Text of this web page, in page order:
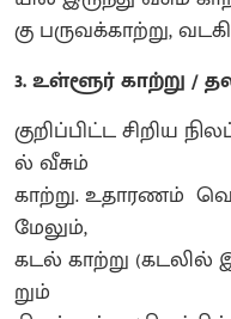
கு பருவக்காற்று,
3. உள்ளூர் காற்று /
குறிப்பிட்ட சிறிய
ல் வீசும்
காற்று. உதாரணம்
மேலும்,
கடல் காற்று (கடலில்
றும்